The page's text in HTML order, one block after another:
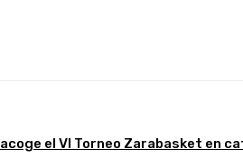
el VI Torneo Zarabasket en